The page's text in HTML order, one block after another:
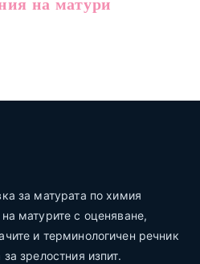
на матури
за матурата по химия
матурите с оценяване,
и терминологичен речник
зрелостния изпит.